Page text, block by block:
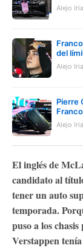
Alejo
del
Alejo
Pierre
Alejo
El inglés de
candidato al
tener un auto
temporada.
puso a los
Verstappen